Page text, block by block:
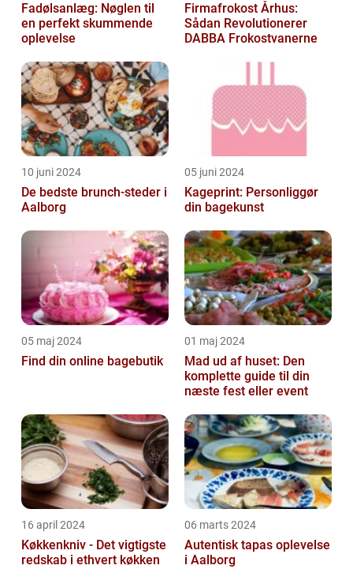
Fadølsanlæg: Nøglen til
en perfekt skummende
oplevelse
Firmafrokost Århus:
Sådan Revolutionerer
DABBA Frokostvanerne
10 juni 2024
De bedste brunch-steder i
Aalborg
05 juni 2024
Kageprint: Personliggør
din bagekunst
05 maj 2024
Find din online bagebutik
01 maj 2024
Mad ud af huset: Den
komplette guide til din
næste fest eller event
16 april 2024
Køkkenkniv - Det vigtigste
redskab i ethvert køkken
06 marts 2024
Autentisk tapas oplevelse
i Aalborg